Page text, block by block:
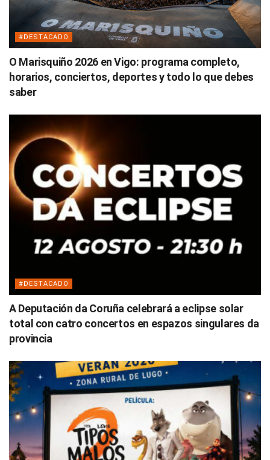
#DESTACADO
O Marisquiño 2026 en Vigo: programa completo,
horarios, conciertos, deportes y todo lo que debes
saber
#DESTACADO
A Deputación da Coruña celebrará a eclipse solar
total con catro concertos en espazos singulares da
provincia